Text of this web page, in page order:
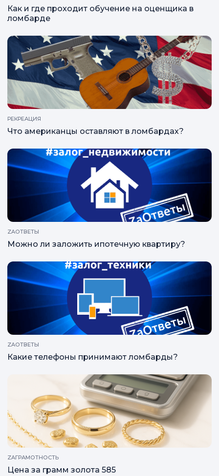
Как и где проходит обучение на оценщика в
ломбарде
РЕКРЕАЦИЯ
Что американцы оставляют в ломбардах?
ZAОТВЕТЫ
Можно ли заложить ипотечную квартиру?
ZAОТВЕТЫ
Какие телефоны принимают ломбарды?
ZAГРАМОТНОСТЬ
Цена за грамм золота 585